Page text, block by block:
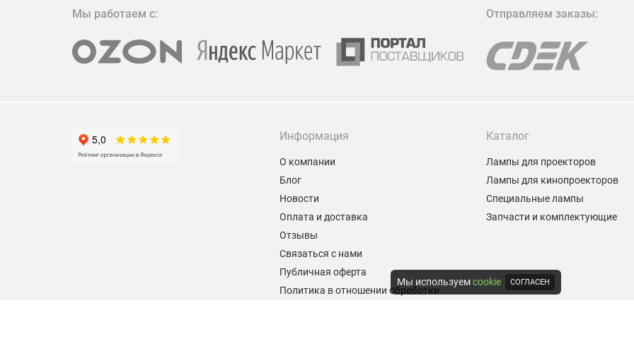
эффективных и бюджетных способов стать
проектора.
Мы работаем с: Отправляем заказы:
Информация
О компании
Блог
Новости
Оплата и доставка
Отзывы
Связаться с нами
Публичная оферта
Политика в отношении обработки
Каталог
Лампы для проекторов
Лампы для кинопроекторов
Специальные лампы
Запчасти и комплектующие
Мы используемcookie СОГЛАСЕН